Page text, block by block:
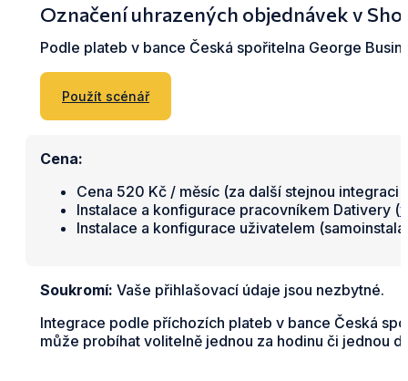
Označení uhrazených objednávek v
Podle plateb v bance Česká spořitelna George
Použít scénář
Cena:
Cena 520 Kč / měsíc (za další stejnou integraci
Instalace a konfigurace pracovníkem Dativery (
Instalace a konfigurace uživatelem
Soukromí: Vaše přihlašovací údaje jsou nezbytné.
Integrace podle příchozích plateb v bance Česká
může probíhat volitelně jednou za hodinu či jednou